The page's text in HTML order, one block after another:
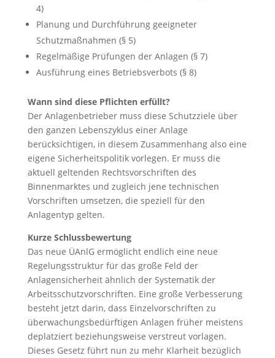
4)
Planung und Durchführung geeigneter
Schutzmaßnahmen (§ 5)
Regelmäßige Prüfungen der Anlagen (§ 7)
Ausführung eines Betriebsverbots (§ 8)
Wann sind diese Pflichten erfüllt?
Der Anlagenbetrieber muss diese Schutzziele über
den ganzen Lebenszyklus einer Anlage
berücksichtigen, in diesem Zusammenhang also eine
eigene Sicherheitspolitik vorlegen. Er muss die
aktuell geltenden Rechtsvorschriften des
Binnenmarktes und zugleich jene technischen
Vorschriften umsetzen, die speziell für den
Anlagentyp gelten.
Kurze Schlussbewertung
Das neue ÜAnlG ermöglicht endlich eine neue
Regelungsstruktur für das große Feld der
Anlagensicherheit ähnlich der Systematik der
Arbeitsschutzvorschriften. Eine große Verbesserung
besteht jetzt darin, dass Einzelvorschriften zu
überwachungsbedürftigen Anlagen früher meistens
deplatziert beziehungsweise verstreut vorlagen.
Dieses Gesetz führt nun zu mehr Klarheit bezüglich